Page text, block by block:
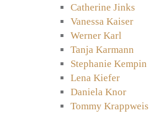
Catherine Jinks
Vanessa Kaiser
Werner Karl
Tanja Karmann
Stephanie Kempin
Lena Kiefer
Daniela Knor
Tommy Krappweis